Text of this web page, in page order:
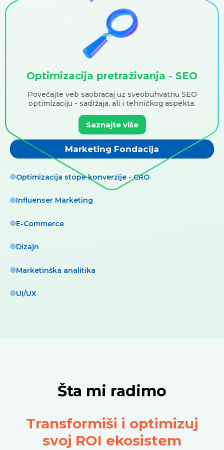
Optimizacija pretraživanja - SEO
Povećajte veb saobraćaj uz sveobuhvatnu SEO
optimizaciju - sadržaja, ali i tehničkog aspekta.
Saznajte više
Marketing Fondacija
Optimizacija stope konverzije - CRO
Influenser Marketing
E-Commerce
Dizajn
Marketinška analitika
UI/UX
Šta mi radimo
Transformiši i optimizuj
svoj ROI ekosistem